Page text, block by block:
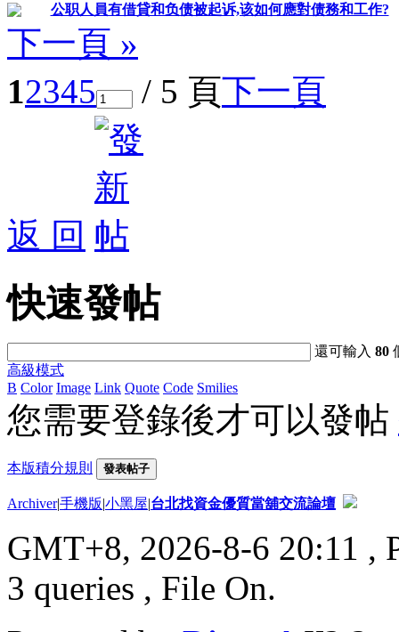
公职人員有借貸和负债被起诉,该如何應對债務和工作?
下一頁 »
12345 / 5 頁下一頁
返 回
快速發帖
還可輸入80
高級模式
B Color Image Link Quote Code Smilies
您需要登錄後才可以發帖
本版積分規則 發表帖子
Archiver|手機版|小黑屋|台北找資金優質當舖交流論壇
GMT+8, 2026-8-6 20:11 ,
3 queries , File On.